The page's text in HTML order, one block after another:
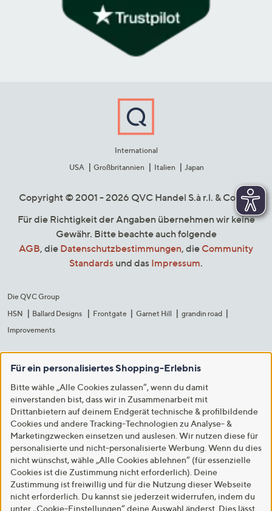
International
USA
Großbritannien Italien Japan
Copyright © 2001 - 2026 QVC Handel S.à r.l. & Co. KG
Für die Richtigkeit der Angaben übernehmen wir keine
Gewähr. Bitte beachte auch folgende
AGB, die Datenschutzbestimmungen, die Community
Standards und das Impressum.
Die QVC Group
HSN
Ballard Designs Frontgate Garnet Hill
grandin road
Improvements
Für ein personalisiertes Shopping-Erlebnis
Bitte wähle „Alle Cookies zulassen“, wenn du damit
einverstanden bist, dass wir in Zusammenarbeit mit
Drittanbietern auf deinem Endgerät technische & profilbildende
Cookies und andere Tracking-Technologien zu Analyse- &
Marketingzwecken einsetzen und auslesen. Wir nutzen diese für
personalisierte und nicht-personalisierte Werbung. Wenn du dies
nicht wünschst, wähle „Alle Cookies ablehnen“ (für essenzielle
Cookies ist die Zustimmung nicht erforderlich). Deine
Zustimmung ist freiwillig und für die Nutzung dieser Webseite
nicht erforderlich. Du kannst sie jederzeit widerrufen, indem du
unter „Cookie-Einstellungen“ deine Auswahl änderst. Dies lässt